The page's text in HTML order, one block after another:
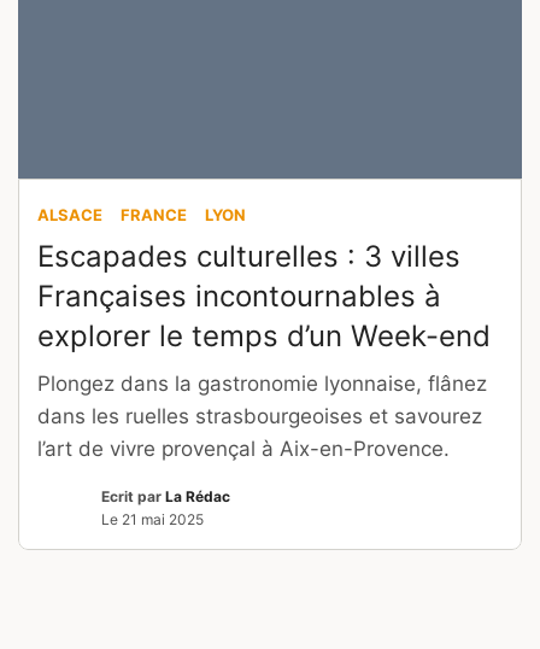
ALSACE FRANCE LYON
Escapades culturelles : 3 villes
Françaises incontournables à
explorer le temps d’un Week-end
Plongez dans la gastronomie lyonnaise, flânez
dans les ruelles strasbourgeoises et savourez
l’art de vivre provençal à Aix-en-Provence.
Ecrit par La Rédac
Le 21 mai 2025